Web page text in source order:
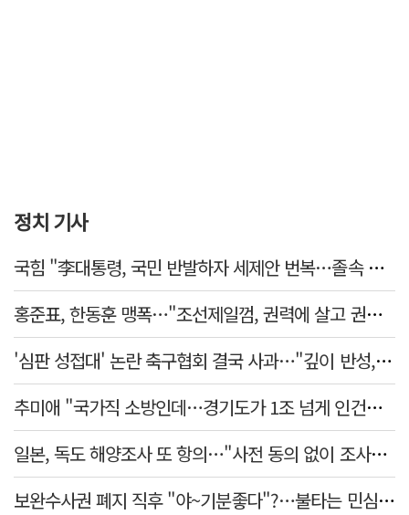
정치 기사
국힘 "李대통령, 국민 반발하자 세제안 번복…졸속 국정 즉각 중단"
홍준표, 한동훈 맹폭…"조선제일껌, 권력에 살고 권력에 죽었다"
'심판 성접대' 논란 축구협회 결국 사과…"깊이 반성, 쇄신하겠다"
추미애 "국가직 소방인데…경기도가 1조 넘게 인건비 대납"
일본, 독도 해양조사 또 항의…"사전 동의 없이 조사" 주장
보완수사권 폐지 직후 "야~기분좋다"?…불타는 민심에 기름, 민주당 '말말말'[금주의 정치舌전]